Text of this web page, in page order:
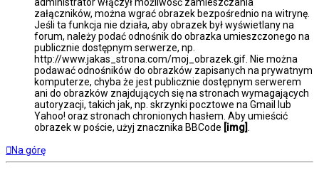
administrator włączył możliwość zamieszczania
załączników, można wgrać obrazek bezpośrednio na witrynę.
Jeśli ta funkcja nie działa, aby obrazek był wyświetlany na
forum, należy podać odnośnik do obrazka umieszczonego na
publicznie dostępnym serwerze, np.
http://www.jakas_strona.com/moj_obrazek.gif. Nie można
podawać odnośników do obrazków zapisanych na prywatnym
komputerze, chyba że jest publicznie dostępnym serwerem
ani do obrazków znajdujących się na stronach wymagających
autoryzacji, takich jak, np. skrzynki pocztowe na Gmail lub
Yahoo! oraz stronach chronionych hasłem. Aby umieścić
obrazek w poście, użyj znacznika BBCode [img].
Na górę